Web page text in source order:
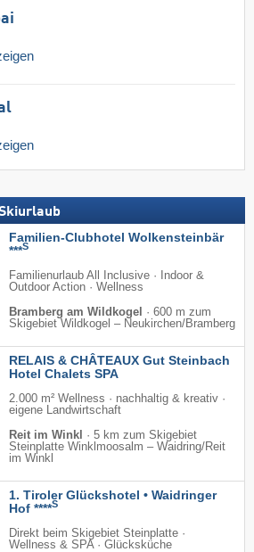
Familien-Clubhotel Wolkensteinbär
***S
Familienurlaub All Inclusive · Indoor &
Outdoor Action · Wellness
Bramberg am Wildkogel
· 600 m zum
Skigebiet Wildkogel – Neukirchen/​Bramberg
RELAIS & CHÂTEAUX Gut Steinbach
Hotel Chalets SPA
2.000 m² Wellness · nachhaltig & kreativ ·
eigene Landwirtschaft
Reit im Winkl
· 5 km zum Skigebiet
Steinplatte Winklmoosalm – Waidring/​Reit
im Winkl
1. Tiroler Glückshotel • Waidringer
Hof ****S
Direkt beim Skigebiet Steinplatte ·
Wellness & SPA · Glücksküche